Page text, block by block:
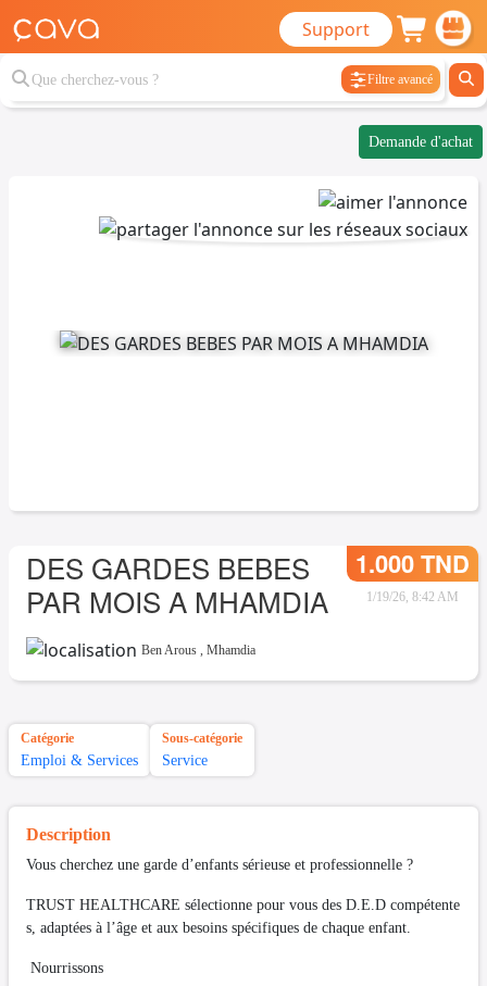
Support
Filtre avancé
Demande d'achat
DES GARDES BEBES
PAR MOIS A MHAMDIA
1.000 TND
1/19/26, 8:42 AM
Ben Arous , Mhamdia
Catégorie
Emploi & Services
Sous-catégorie
Service
Description
Vous cherchez une garde d’enfants sérieuse et professionnelle ?
TRUST HEALTHCARE sélectionne pour vous des D.E.D compétente
s, adaptées à l’âge et aux besoins spécifiques de chaque enfant.
Nourrissons